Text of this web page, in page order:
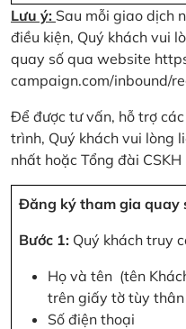
Lưu ý: Sau mỗi giao dịch
điều kiện, Quý khách vui
quay số qua website
campaign.com/inbound/
Để được tư vấn, hỗ trợ
trình, Quý khách vui lòng
nhất hoặc Tổng đài CSKH
Đăng ký tham gia quay
Bước 1: Quý khách truy
Họ và tên (tên
trên giấy tờ tùy thân
Số điện thoại